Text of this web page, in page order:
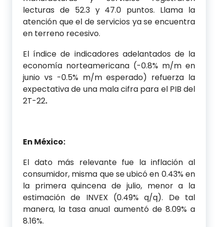
lecturas de 52.3 y 47.0 puntos. Llama la
atención que el de servicios ya se encuentra
en terreno recesivo.
El índice de indicadores adelantados de la
economía norteamericana (-0.8% m/m en
junio vs -0.5% m/m esperado) refuerza la
expectativa de una mala cifra para el PIB del
2T-22.
En México:
El dato más relevante fue la inflación al
consumidor, misma que se ubicó en 0.43% en
la primera quincena de julio, menor a la
estimación de INVEX (0.49% q/q). De tal
manera, la tasa anual aumentó de 8.09% a
8.16%.